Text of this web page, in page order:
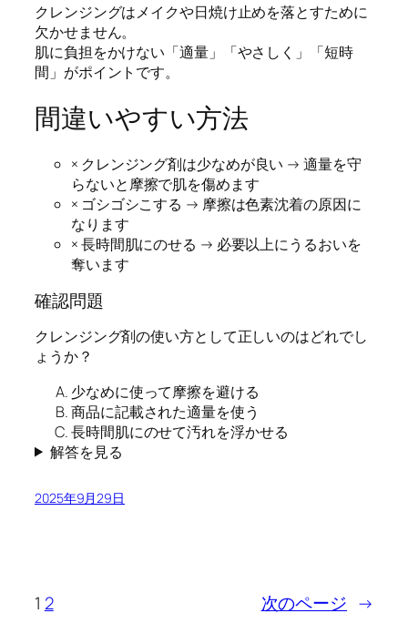
クレンジングはメイクや日焼け止めを落とすために
欠かせません。
肌に負担をかけない「適量」「やさしく」「短時
間」がポイントです。
間違いやすい方法
× クレンジング剤は少なめが良い → 適量を守
らないと摩擦で肌を傷めます
× ゴシゴシこする → 摩擦は色素沈着の原因に
なります
× 長時間肌にのせる → 必要以上にうるおいを
奪います
確認問題
クレンジング剤の使い方として正しいのはどれでし
ょうか？
少なめに使って摩擦を避ける
商品に記載された適量を使う
長時間肌にのせて汚れを浮かせる
解答を見る
2025年9月29日
1 2 次のページ →